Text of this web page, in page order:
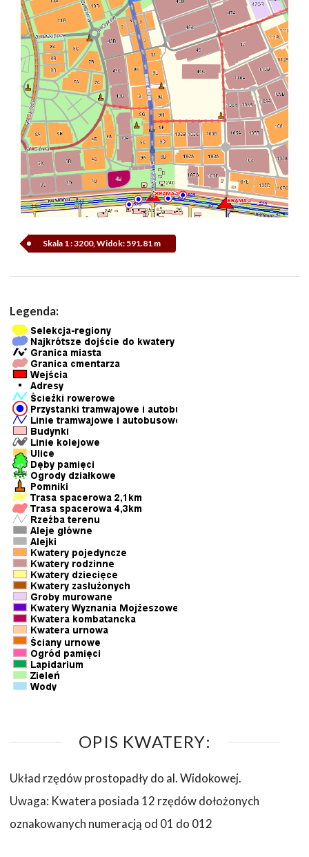
Skala 1 : 3200, Widok: 591.81 m
Legenda:
OPIS KWATERY:
Układ rzędów prostopadły do al. Widokowej.
Uwaga: Kwatera posiada 12 rzędów dołożonych
oznakowanych numeracją od 01 do 012